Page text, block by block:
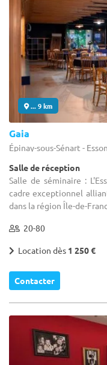
... 9 km
Gaia
Épinay-sous-Sénart -
Salle de réception
Salle de séminaire :
cadre exceptionnel
dans la région Île-de-
20-80
Location dès 1 250 €
Contacter